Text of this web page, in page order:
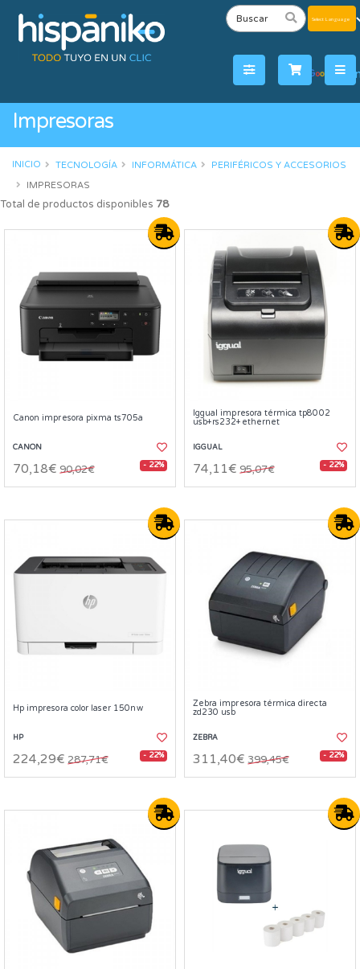
by
Impresoras
INICIO TECNOLOGÍA INFORMÁTICA
PERIFÉRICOS Y ACCESORIOS
IMPRESORAS
Total de productos disponibles 78
Canon impresora pixma ts705a
CANON
70,18€ 90,02€ - 22%
Iggual impresora térmica tp8002
usb+rs232+ethernet
IGGUAL
74,11€ 95,07€ - 22%
Hp impresora color laser 150nw
HP
224,29€ 287,71€ - 22%
Zebra impresora térmica directa
zd230 usb
ZEBRA
311,40€ 399,45€ - 22%